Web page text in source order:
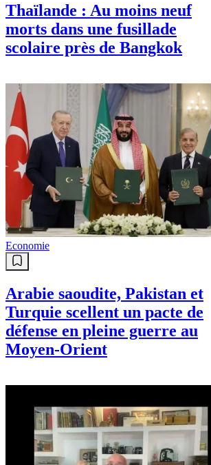
Thaïlande : Au moins neuf
morts dans une fusillade
scolaire près de Bangkok
Economie
Arabie saoudite, Pakistan et
Turquie scellent un pacte de
défense en pleine guerre au
Moyen-Orient